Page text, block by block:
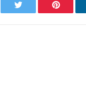
Twitter